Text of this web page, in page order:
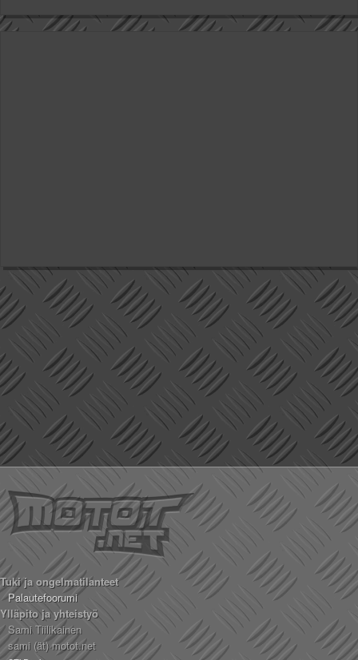
Tuki ja ongelmatilanteet
Palautefoorumi
Ylläpito ja yhteistyö
Sami Tiilikainen
sami (ät) motot.net